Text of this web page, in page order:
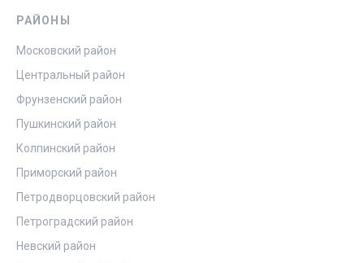
РАЙОНЫ
Московский район
Центральный район
Фрунзенский район
Пушкинский район
Колпинский район
Приморский район
Петродворцовский район
Петроградский район
Невский район